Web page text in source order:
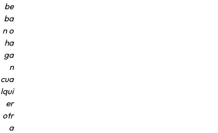
be
ba
n o
ha
ga
n
cua
lqui
er
otr
a